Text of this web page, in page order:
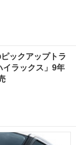
ックアップトラ
イラックス」9年